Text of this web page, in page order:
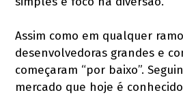
Assim como em qualquer
desenvolvedoras grandes e
começaram “por baixo”.
mercado que hoje é